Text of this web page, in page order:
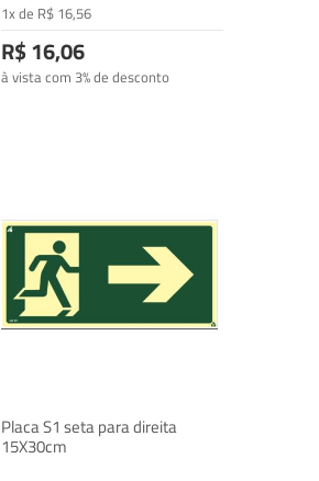
1x de R$ 16,56
R$ 16,06
à vista com 3% de desconto
Placa S1 seta para direita
15X30cm